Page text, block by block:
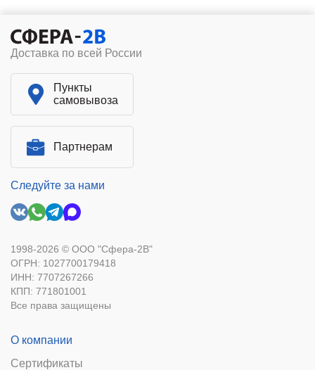
Доставка по всей России
Пункты
самовывоза
Партнерам
Следуйте за нами
1998-2026 © ООО "Сфера-2В"
ОГРН: 1027700179418
ИНН: 7707267266
КПП: 771801001
Все права защищены
О компании
Сертификаты